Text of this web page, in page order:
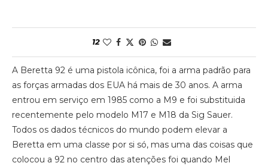
12
A Beretta 92 é uma pistola icônica, foi a arma padrão para
as forças armadas dos EUA há mais de 30 anos. A arma
entrou em serviço em 1985 como a M9 e foi substituida
recentemente pelo modelo M17 e M18 da Sig Sauer.
Todos os dados técnicos do mundo podem elevar a
Beretta em uma classe por si só, mas uma das coisas que
colocou a 92 no centro das atenções foi quando Mel